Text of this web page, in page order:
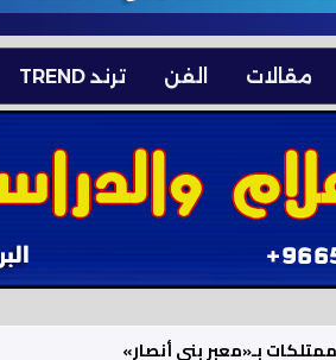
مقالات الفن ترند TREND